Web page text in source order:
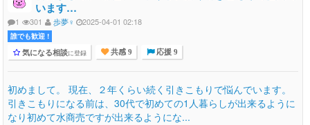
います…
1 301 歩夢♀️ 2025-04-01 02:18
誰でも歓迎 !
気になる相談に登録 共感 9 応援 9
初めまして。 現在、２年くらい続く引きこもりで悩んでいます。
引きこもりになる前は、30代で初めての1人暮らしが出来るように
なり初めて水商売ですが出来るようにな...